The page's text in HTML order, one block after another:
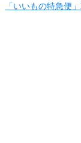
「いいもの特急便